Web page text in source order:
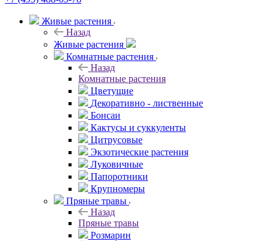
Живые растения
Назад
Живые растения
Комнатные растения
Назад
Комнатные растения
Цветущие
Декоративно - лиственные
Бонсаи
Кактусы и суккуленты
Цитрусовые
Экзотические растения
Луковичные
Папоротники
Крупномеры
Пряные травы
Назад
Пряные травы
Розмарин